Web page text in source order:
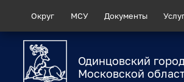
Округ МСУ Документы
Одинцовский
Московской